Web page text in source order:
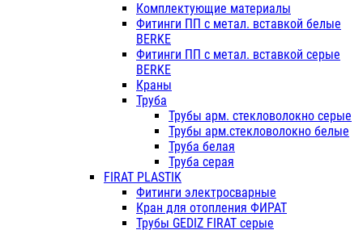
Комплектующие материалы
Фитинги ПП с метал. вставкой белые
BERKE
Фитинги ПП с метал. вставкой серые
BERKE
Краны
Труба
Трубы арм. стекловолокно серые
Трубы арм.стекловолокно белые
Труба белая
Труба серая
FIRAT PLASTIK
Фитинги электросварные
Кран для отопления ФИРАТ
Трубы GEDIZ FIRAT серые